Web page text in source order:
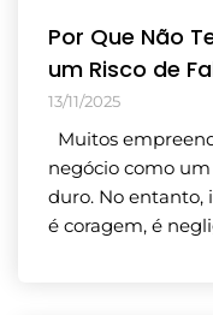
Por Que Não
um Risco de
13/11/2025
Muitos
negócio como
duro. No entanto,
é coragem, é